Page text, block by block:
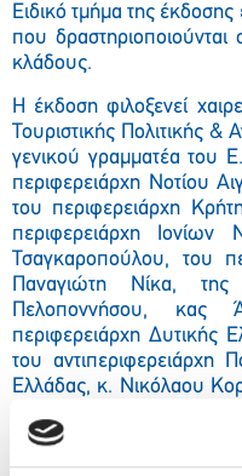
Ειδικό τμήμα της έκδοσης
που
κλάδους.
Η έκδοση φιλοξενεί
Τουριστικής Πολιτικής
γενικού γραμματέα του
περιφερειάρχη Νοτίου
του περιφερειάρχη
περιφερειάρχη
Τσαγκαροπούλου, του
Παναγιώτη Νίκα, της
Πελοποννήσου, κας
περιφερειάρχη Δυτικής
του αντιπεριφερειάρχη
Ελλάδας, κ. Νικόλαου
προέδρου της
Αντώνη Καμπουράκη,
Επιμελητηρίου Ελλάδος,